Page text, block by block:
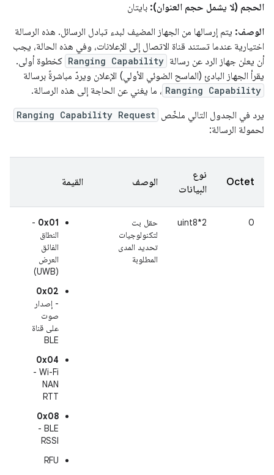
الحجم (لا يشمل حجم العنوان): بايتان
الوصف: يتم إرسالها من الجهاز المضيف لبدء تبادل الرسائل. هذه الرسالة
اختيارية عندما تستند قناة الاتصال إلى الإعلانات، وفي هذه الحالة، يجب
أن يعلن جهاز الرد عن رسالة Ranging Capability كخطوة أولى.
يقرأ الجهاز البادئ (الماسح الضوئي الأولي) الإعلان ويردّ مباشرةً برسالة
Ranging Capability ، ما يغني عن الحاجة إلى هذه الرسالة.
يرد في الجدول التالي ملخّص Ranging Capability Request
لحمولة الرسالة:
Octet
نوع
البيانات
الوصف القيمة
0
uint8*2
حقل بت
لتكنولوجيات
تحديد المدى
المطلوبة
0x01
-
النطاق
الفائق
العرض
(UWB)
0x02
- إصدار
صوت
على قناة
BLE
0x04
- Wi-Fi
NAN
RTT
0x08
- BLE
RSSI
RFU